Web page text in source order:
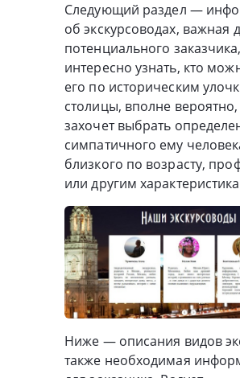
Следующий раздел —
об экскурсоводах, важная
потенциального
интересно узнать, кто
его по историческим
столицы, вполне
захочет выбрать
симпатичного ему
близкого по возрасту,
или другим
Ниже — описания видов
также необходимая